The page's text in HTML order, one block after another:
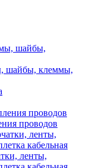
шайбы, клеммы,
проводов
ленты,